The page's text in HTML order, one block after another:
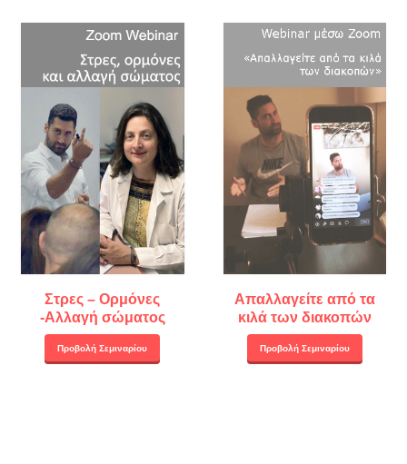
Στρες – Ορμόνες
-Αλλαγή σώματος
Προβολή Σεμιναρίου
Απαλλαγείτε από τα
κιλά των διακοπών
Προβολή Σεμιναρίου